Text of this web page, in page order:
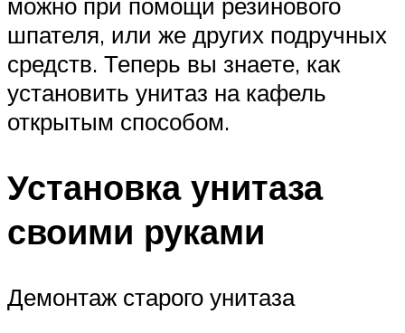
шпателя, или же других подручных
средств. Теперь вы знаете, как
установить унитаз на кафель
открытым способом.
Установка унитаза
своими руками
Демонтаж старого унитаза